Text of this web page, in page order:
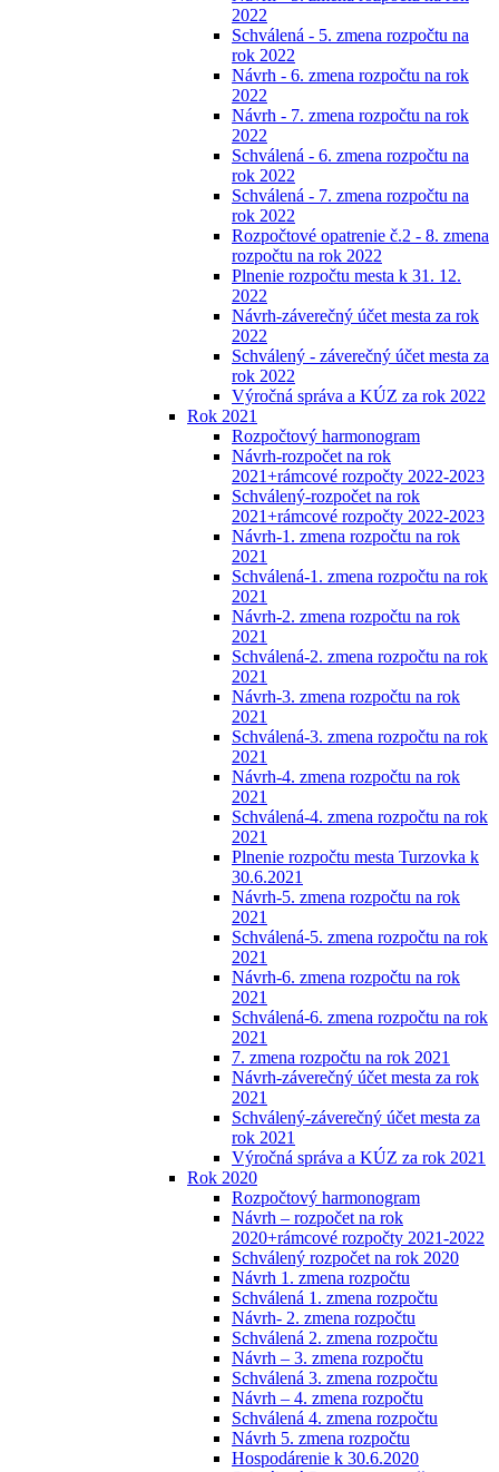
2022
Schválená - 5. zmena rozpočtu na
rok 2022
Návrh - 6. zmena rozpočtu na rok
2022
Návrh - 7. zmena rozpočtu na rok
2022
Schválená - 6. zmena rozpočtu na
rok 2022
Schválená - 7. zmena rozpočtu na
rok 2022
Rozpočtové opatrenie č.2 - 8. zmena
rozpočtu na rok 2022
Plnenie rozpočtu mesta k 31. 12.
2022
Návrh-záverečný účet mesta za rok
2022
Schválený - záverečný účet mesta za
rok 2022
Výročná správa a KÚZ za rok 2022
Rok 2021
Rozpočtový harmonogram
Návrh-rozpočet na rok
2021+rámcové rozpočty 2022-2023
Schválený-rozpočet na rok
2021+rámcové rozpočty 2022-2023
Návrh-1. zmena rozpočtu na rok
2021
Schválená-1. zmena rozpočtu na rok
2021
Návrh-2. zmena rozpočtu na rok
2021
Schválená-2. zmena rozpočtu na rok
2021
Návrh-3. zmena rozpočtu na rok
2021
Schválená-3. zmena rozpočtu na rok
2021
Návrh-4. zmena rozpočtu na rok
2021
Schválená-4. zmena rozpočtu na rok
2021
Plnenie rozpočtu mesta Turzovka k
30.6.2021
Návrh-5. zmena rozpočtu na rok
2021
Schválená-5. zmena rozpočtu na rok
2021
Návrh-6. zmena rozpočtu na rok
2021
Schválená-6. zmena rozpočtu na rok
2021
7. zmena rozpočtu na rok 2021
Návrh-záverečný účet mesta za rok
2021
Schválený-záverečný účet mesta za
rok 2021
Výročná správa a KÚZ za rok 2021
Rok 2020
Rozpočtový harmonogram
Návrh – rozpočet na rok
2020+rámcové rozpočty 2021-2022
Schválený rozpočet na rok 2020
Návrh 1. zmena rozpočtu
Schválená 1. zmena rozpočtu
Návrh- 2. zmena rozpočtu
Schválená 2. zmena rozpočtu
Návrh – 3. zmena rozpočtu
Schválená 3. zmena rozpočtu
Návrh – 4. zmena rozpočtu
Schválená 4. zmena rozpočtu
Návrh 5. zmena rozpočtu
Hospodárenie k 30.6.2020